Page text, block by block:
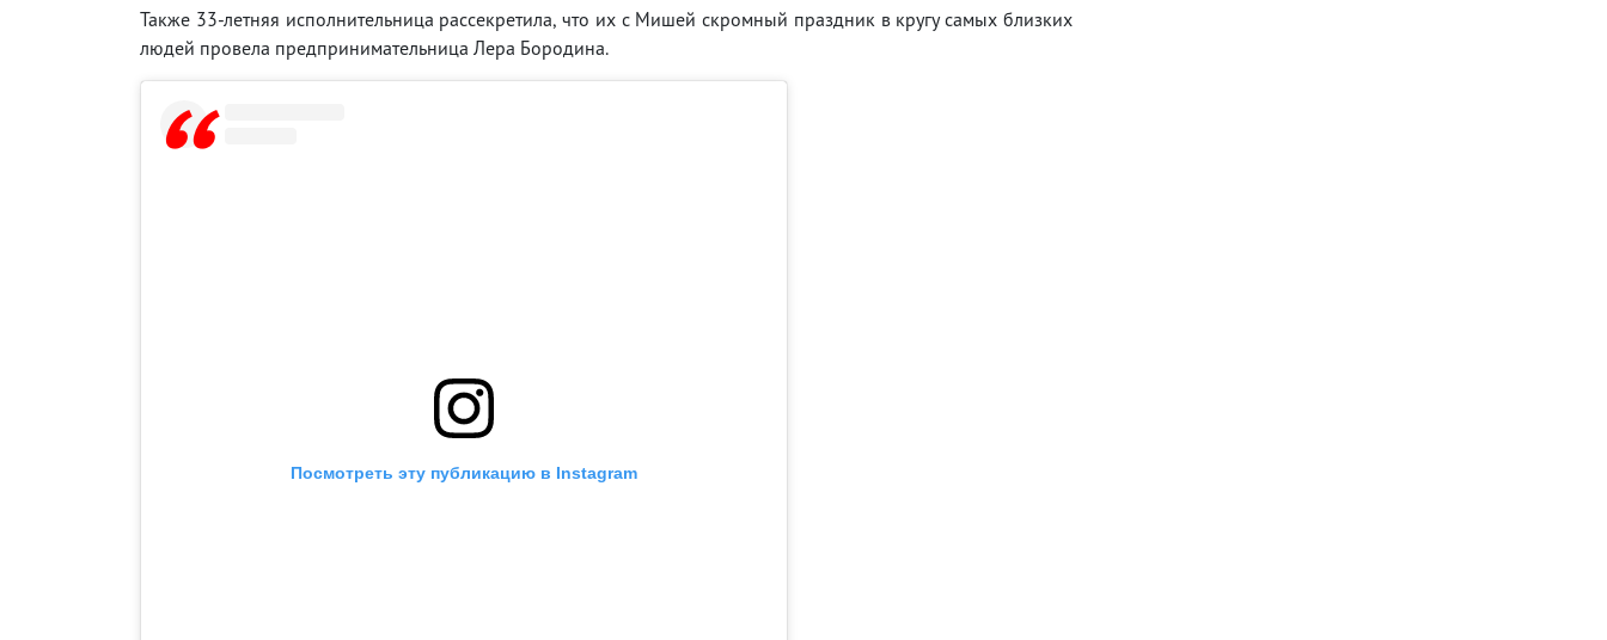
Также 33-летняя исполнительница рассекретила, что их с Мишей скромный праздник в кругу самых близких
людей провела предпринимательница Лера Бородина.
Посмотреть эту публикацию в Instagram